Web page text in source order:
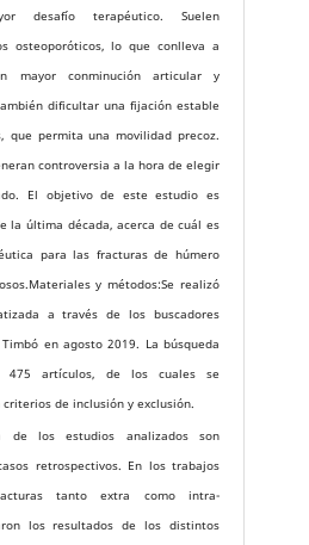
desafío terapéutico. Suelen
osteoporóticos, lo que conlleva a
mayor conminución articular y
dificultar una fijación estable
que permita una movilidad precoz.
controversia a la hora de elegir
El objetivo de este estudio es
la última década, acerca de cuál es
para las fracturas de húmero
y métodos:Se realizó
a través de los buscadores
en agosto 2019. La búsqueda
artículos, de los cuales se
de inclusión y exclusión.
de los estudios analizados son
retrospectivos. En los trabajos
tanto extra como intra-
los resultados de los distintos